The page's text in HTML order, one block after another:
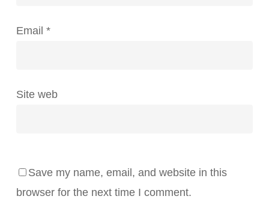
Email *
Site web
Save my name, email, and website in this
browser for the next time I comment.